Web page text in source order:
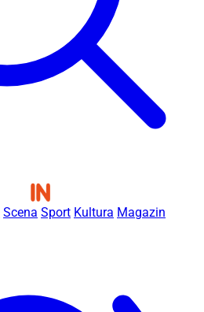
Scena Sport Kultura Magazin